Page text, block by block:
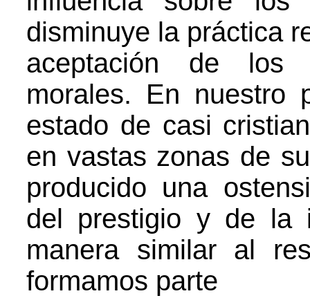
disminuye la práctica
aceptación de los
morales. En nuestro
estado de casi
en vastas zonas de
producido una
del prestigio y de la
manera similar al
formamos parte